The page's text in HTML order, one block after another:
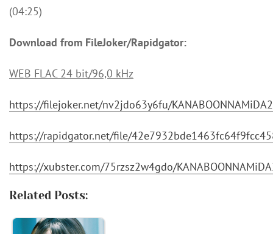
(04:25)
Download from FileJoker/Rapidgator:
WEB FLAC 24 bit/96,0 kHz
https://filejoker.net/nv2jdo63y6fu/
https://rapidgator.net/file/
https://xubster.com/75rzsz2w4gdo/
Related Posts: